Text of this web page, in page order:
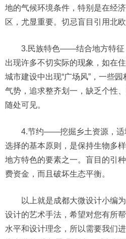
地的气候环境条件，特别是在经
区，尤显重要。切忌盲目引用北
3.民族特色——结合地方特征
出现许多不切实际的现象，如在
城市建设中出现“广场风”，一些
气势，追求整齐划一，缺乏个性
随处可见。
4.节约——挖掘乡土资源，适
选择的基本原则，是保持生物多
地方特色的要素之一。盲目的引
费资金，而且破坏生态平衡。
以上就是成都大微设计小编
设计的艺术手法，希望对您有所
水平和设计理念，所以需要我们